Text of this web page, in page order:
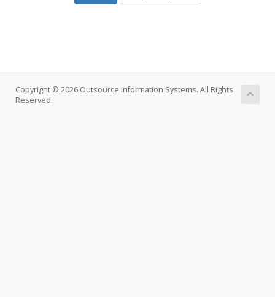
Copyright © 2026 Outsource Information Systems. All Rights
Reserved.